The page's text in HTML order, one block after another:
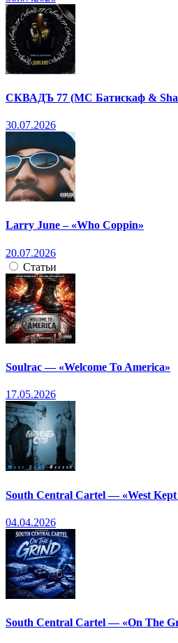
СКВАДЪ 77 (МС Батискаф &
30.07.2026
Larry June – «Who Coppin»
20.07.2026
Статьи
Soulrac — «Welcome To America»
17.05.2026
South Central Cartel — «West Kept
04.04.2026
South Central Cartel — «On The